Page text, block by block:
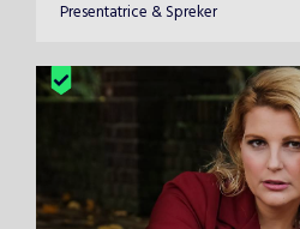
Presentatrice & Spreker